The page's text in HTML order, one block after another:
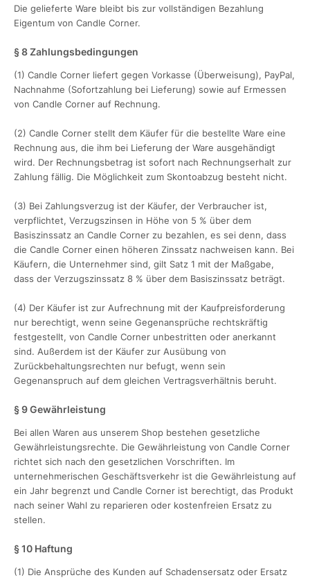
Die gelieferte Ware bleibt bis zur vollständigen Bezahlung
Eigentum von Candle Corner.
§ 8 Zahlungsbedingungen
(1) Candle Corner liefert gegen Vorkasse (Überweisung), PayPal,
Nachnahme (Sofortzahlung bei Lieferung) sowie auf Ermessen
von Candle Corner auf Rechnung.
(2) Candle Corner stellt dem Käufer für die bestellte Ware eine
Rechnung aus, die ihm bei Lieferung der Ware ausgehändigt
wird. Der Rechnungsbetrag ist sofort nach Rechnungserhalt zur
Zahlung fällig. Die Möglichkeit zum Skontoabzug besteht nicht.
(3) Bei Zahlungsverzug ist der Käufer, der Verbraucher ist,
verpflichtet, Verzugszinsen in Höhe von 5 % über dem
Basiszinssatz an Candle Corner zu bezahlen, es sei denn, dass
die Candle Corner einen höheren Zinssatz nachweisen kann. Bei
Käufern, die Unternehmer sind, gilt Satz 1 mit der Maßgabe,
dass der Verzugszinssatz 8 % über dem Basiszinssatz beträgt.
(4) Der Käufer ist zur Aufrechnung mit der Kaufpreisforderung
nur berechtigt, wenn seine Gegenansprüche rechtskräftig
festgestellt, von Candle Corner unbestritten oder anerkannt
sind. Außerdem ist der Käufer zur Ausübung von
Zurückbehaltungsrechten nur befugt, wenn sein
Gegenanspruch auf dem gleichen Vertragsverhältnis beruht.
§ 9 Gewährleistung
Bei allen Waren aus unserem Shop bestehen gesetzliche
Gewährleistungsrechte. Die Gewährleistung von Candle Corner
richtet sich nach den gesetzlichen Vorschriften. Im
unternehmerischen Geschäftsverkehr ist die Gewährleistung auf
ein Jahr begrenzt und Candle Corner ist berechtigt, das Produkt
nach seiner Wahl zu reparieren oder kostenfreien Ersatz zu
stellen.
§ 10 Haftung
(1) Die Ansprüche des Kunden auf Schadensersatz oder Ersatz